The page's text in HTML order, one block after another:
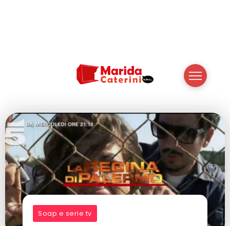
Soap e serie tv